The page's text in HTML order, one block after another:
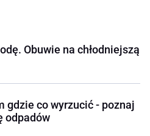
Obuwie na chłodniejszą
gdzie co wyrzucić - poznaj
odpadów